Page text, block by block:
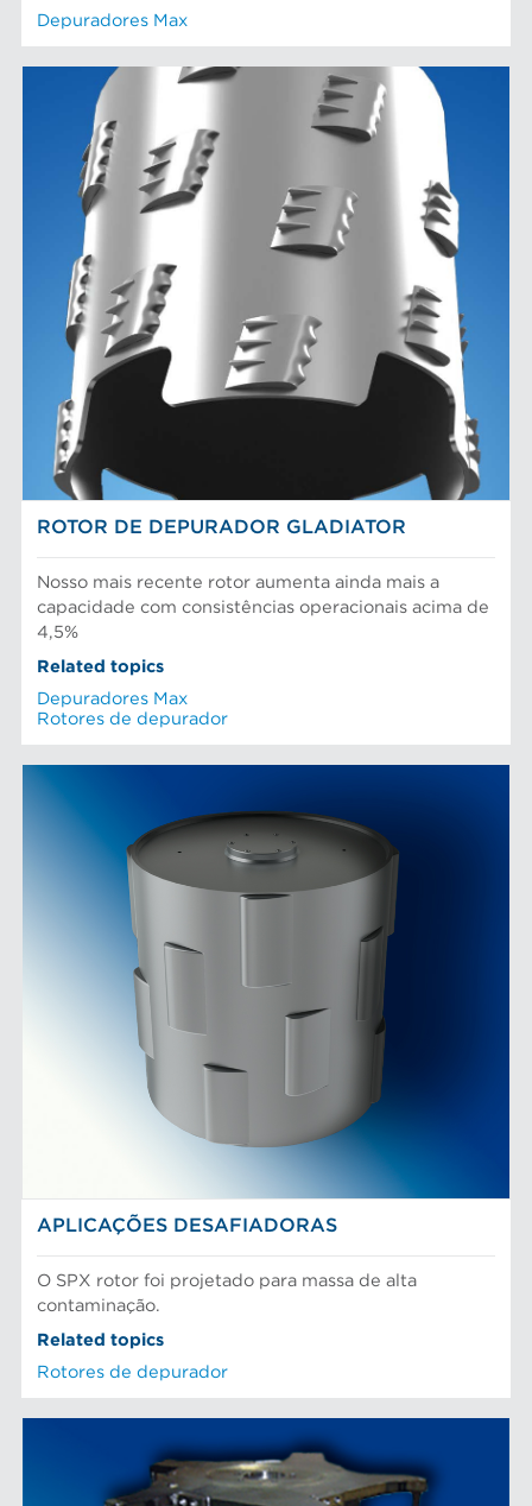
Depuradores Max
ROTOR DE DEPURADOR GLADIATOR
Nosso mais recente rotor aumenta ainda mais a
capacidade com consistências operacionais acima de
4,5%
Related topics
Depuradores Max
Rotores de depurador
APLICAÇÕES DESAFIADORAS
O SPX rotor foi projetado para massa de alta
contaminação.
Related topics
Rotores de depurador